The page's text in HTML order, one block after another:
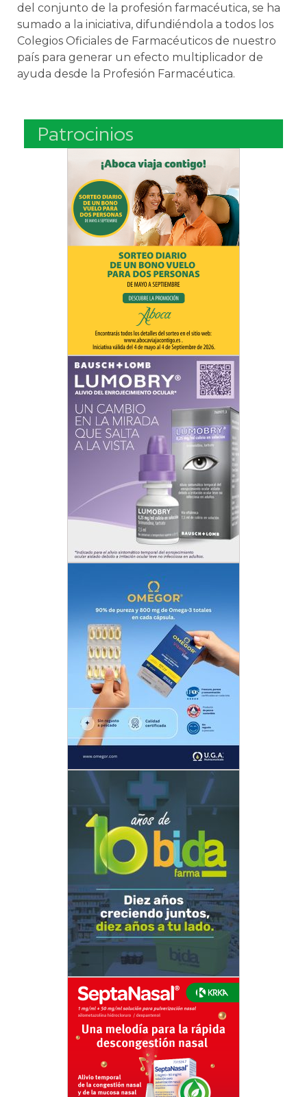
del conjunto de la profesión farmacéutica, se ha
sumado a la iniciativa, difundiéndola a todos los
Colegios Oficiales de Farmacéuticos de nuestro
país para generar un efecto multiplicador de
ayuda desde la Profesión Farmacéutica.
Patrocinios